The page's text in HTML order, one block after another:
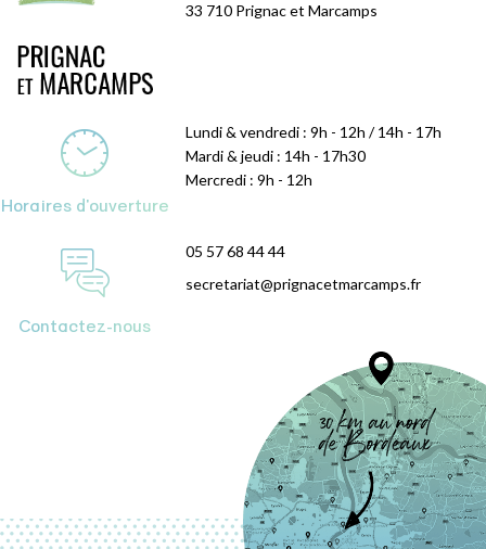
33 710 Prignac et Marcamps
Horaires d'ouverture
Lundi & vendredi : 9h - 12h / 14h - 17h
Mardi & jeudi : 14h - 17h30
Mercredi : 9h - 12h
Contactez-nous
05 57 68 44 44
secretariat@prignacetmarcamps.fr